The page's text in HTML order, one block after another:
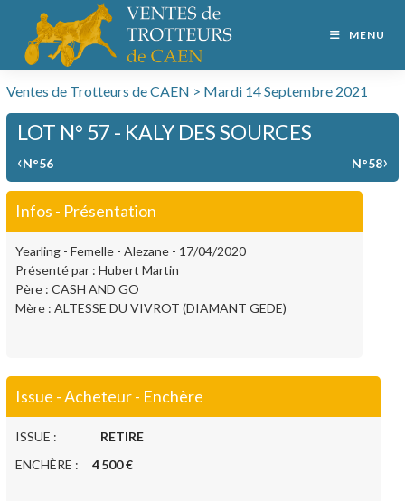
MENU
Ventes de Trotteurs de CAEN > Mardi 14 Septembre 2021
LOT N° 57 - KALY DES SOURCES
‹N°56 N°58›
Infos - Présentation
Yearling - Femelle - Alezane - 17/04/2020
Présenté par : Hubert Martin
Père : CASH AND GO
Mère : ALTESSE DU VIVROT (DIAMANT GEDE)
Issue - Acheteur - Enchère
ISSUE : RETIRE
ENCHÈRE : 4 500 €